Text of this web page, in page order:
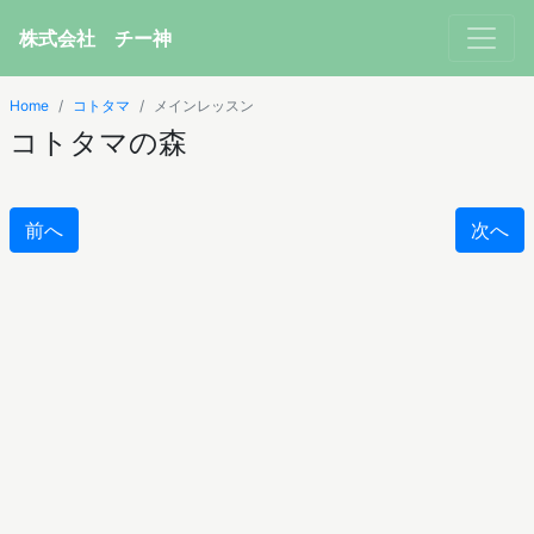
株式会社 チー神
Home コトタマ メインレッスン
コトタマの森
前へ 次へ